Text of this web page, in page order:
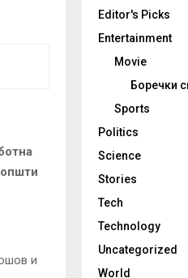
и
Editor's Picks
Entertainment
Movie
Боречки
Sports
Politics
Science
Stories
Tech
Technology
Uncategorized
World